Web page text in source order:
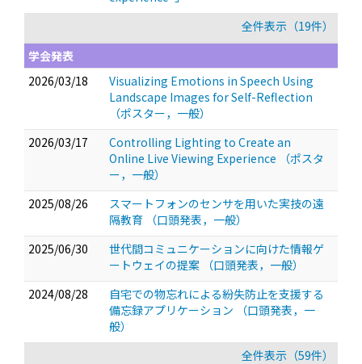
全件表示（19件）
学会発表
2026/03/18
Visualizing Emotions in Speech Using
Landscape Images for Self-Reflection
（ポスター，一般）
2026/03/17
Controlling Lighting to Create an
Online Live Viewing Experience
（ポスタ
ー，一般）
2025/08/26
スマートフォンのセンサを用いた実技の遠
隔教育
（口頭発表，一般）
2025/06/30
世代間コミュニケーションに向けた情報ゲ
ートウェイの提案
（口頭発表，一般）
2024/08/28
自宅での物忘れによる紛失防止を支援する
備忘録アプリケーション
（口頭発表，一
般）
全件表示（59件）